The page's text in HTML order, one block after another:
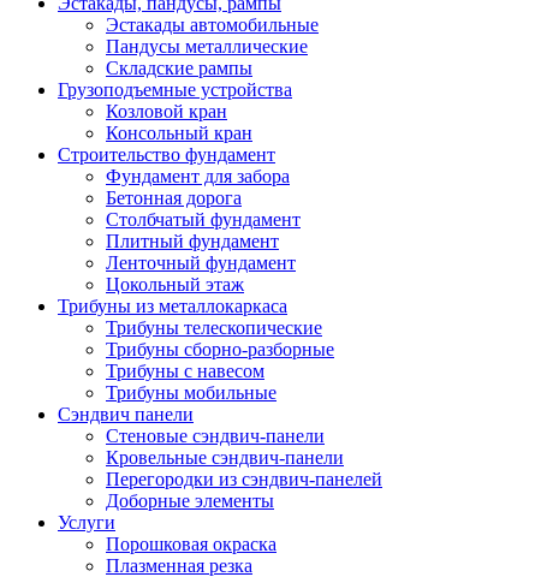
Эстакады автомобильные
Пандусы металлические
Складские рампы
Грузоподъемные устройства
Козловой кран
Консольный кран
Строительство фундамент
Фундамент для забора
Бетонная дорога
Столбчатый фундамент
Плитный фундамент
Ленточный фундамент
Цокольный этаж
Трибуны из металлокаркаса
Трибуны телескопические
Трибуны сборно-разборные
Трибуны с навесом
Трибуны мобильные
Сэндвич панели
Стеновые сэндвич-панели
Кровельные сэндвич-панели
Перегородки из сэндвич-панелей
Доборные элементы
Услуги
Порошковая окраска
Плазменная резка